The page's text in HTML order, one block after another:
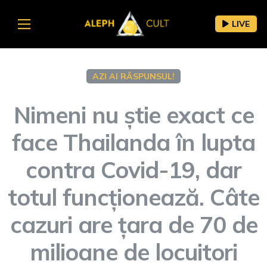
LIVE
AZI AI RĂSPUNSUL!
Nimeni nu știe exact ce
face Thailanda în lupta
contra Covid-19, dar
totul funcționează. Câte
cazuri are țara de 70 de
milioane de locuitori